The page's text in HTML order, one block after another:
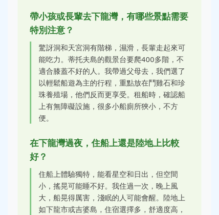
帶小孩或長輩去下龍灣，有哪些景點需要
特別注意？
驚訝洞和天宮洞有階梯，濕滑，長輩走起來可
能吃力。蒂托夫島的觀景台要爬400多階，不
適合膝蓋不好的人。我帶過父母去，我們選了
以輕鬆船遊為主的行程，重點放在鬥雞石和珍
珠養殖場，他們反而更享受。租船時，確認船
上有無障礙設施，很多小船廁所狹小，不方
便。
在下龍灣過夜，住船上還是陸地上比較
好？
住船上體驗獨特，能看星空和日出，但空間
小，搖晃可能睡不好。我住過一次，晚上風
大，船晃得厲害，淺眠的人可能會醒。陸地上
如下龍市或吉婆島，住宿選擇多，舒適度高，